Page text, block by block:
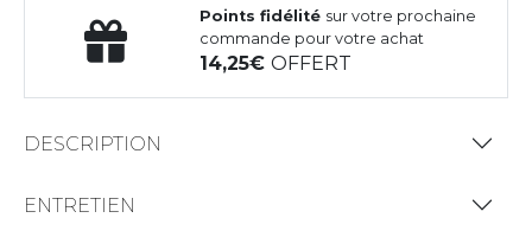
Points fidélité sur votre prochaine
commande pour votre achat
14,25OFFERT
DESCRIPTION
ENTRETIEN